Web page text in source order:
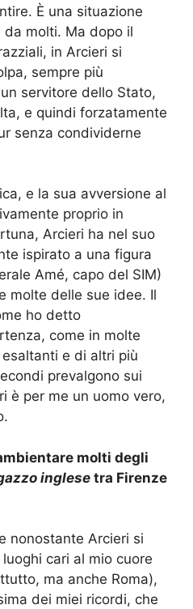
È una situazione
da molti. Ma dopo il
in Arcieri si
sempre più
servitore dello Stato,
e quindi forzatamente
senza condividerne
e la sua avversione al
proprio in
Arcieri ha nel suo
ispirato a una figura
Amé, capo del SIM)
molte delle sue idee. Il
ho detto
, come in molte
e di altri più
prevalgono sui
è per me un uomo vero,
molti degli
inglese tra Firenze
nonostante Arcieri si
cari al mio cuore
ma anche Roma),
dei miei ricordi, che